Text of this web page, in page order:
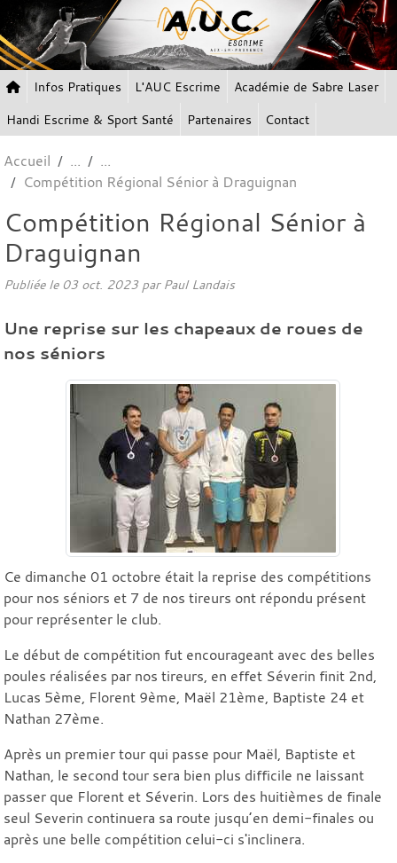
Infos Pratiques L'AUC Escrime
Académie de Sabre Laser
Handi Escrime & Sport Santé
Partenaires Contact
Accueil
Compétition Régional Sénior à Draguignan
Compétition Régional Sénior à
Draguignan
Publiée le 03 oct. 2023par Paul Landais
Une reprise sur les chapeaux de roues de
nos séniors
Ce dimanche 01 octobre était la reprise des compétitions
pour nos séniors et 7 de nos tireurs ont répondu présent
pour représenter le club.
Le début de compétition fut encourageant avec des belles
poules réalisées par nos tireurs, en effet Séverin finit 2nd,
Lucas 5ème, Florent 9ème, Maël 21ème, Baptiste 24 et
Nathan 27ème.
Après un premier tour qui passe pour Maël, Baptiste et
Nathan, le second tour sera bien plus difficile ne laissant
passer que Florent et Séverin. Lors des huitièmes de finale
seul Severin continuera sa route jusqu’en demi-finales ou
après une belle compétition celui-ci s'inclinera.
Panneau de gestion des cookies